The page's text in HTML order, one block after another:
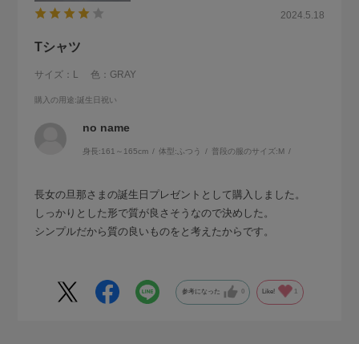
2024.5.18
Tシャツ
サイズ：L 色：GRAY
購入の用途:誕生日祝い
no name
身長:161～165cm 体型: ふつう 普段の服のサイズ:M
長女の旦那さまの誕生日プレゼントとして購入しました。
しっかりとした形で質が良さそうなので決めした。
シンプルだから質の良いものをと考えたからです。
参考になった 0 Like! 1